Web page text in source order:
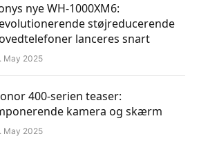
nye WH-1000XM6:
støjreducerende
lanceres snart
May 2025
400-serien teaser:
kamera og skærm
May 2025